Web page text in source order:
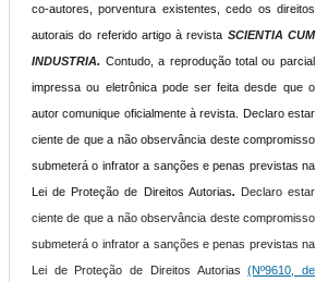
co-autores, porventura existentes, cedo os direitos
autorais do referido artigo à revista SCIENTIA CUM
INDUSTRIA. Contudo, a reprodução total ou parcial
impressa ou eletrônica pode ser feita desde que o
autor comunique oficialmente à revista.
Declaro estar
ciente de que a não observância deste compromisso
submeterá o infrator a sanções e penas previstas na
Lei de Proteção de Direitos Autorias. Declaro estar
ciente de que a não observância deste compromisso
submeterá o infrator a sanções e penas previstas na
Lei de Proteção de Direitos Autorias
(Nº9610, de